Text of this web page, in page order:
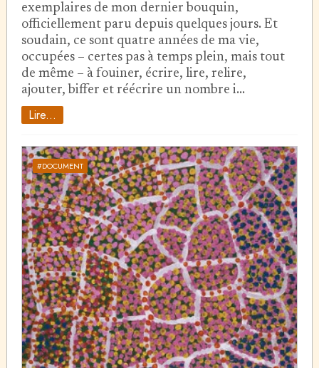
exemplaires de mon dernier bouquin,
officiellement paru depuis quelques jours. Et
soudain, ce sont quatre années de ma vie,
occupées – certes pas à temps plein, mais tout
de même – à fouiner, écrire, lire, relire,
ajouter, biffer et réécrire un nombre i…
Lire...
#DOCUMENT